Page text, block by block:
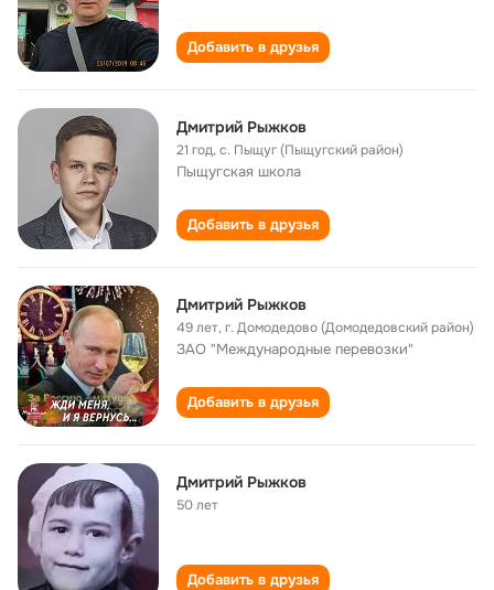
Добавить в друзья
Дмитрий Рыжков
21 год,с. Пыщуг (Пыщугский район)
Пыщугская школа
Добавить в друзья
Дмитрий Рыжков
49 лет,г. Домодедово (Домодедовский район)
ЗАО "Международные перевозки"
Добавить в друзья
Дмитрий Рыжков
50 лет
Добавить в друзья